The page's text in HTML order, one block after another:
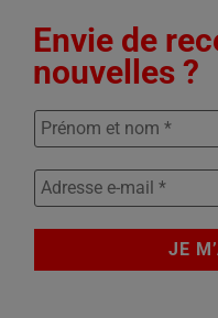
Envie de
nouvelles ?